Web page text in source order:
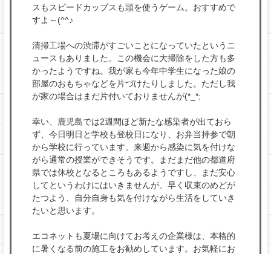
スもスピードカップスも頭を使うゲーム。おすすめで
すよ～(^^♪
清掃工場への渋滞がすごいことになっていたというニ
ュースもありました。この機会に大掃除をした方も多
かったようですね。我が家も今年中学生になった娘の
部屋のおもちゃなどを片づけたりしました。ただし我
が家の場合はまだ片付いておりませんが(*_*;
幸い、鹿児島では2週間ほど新たな感染者が出ておら
ず、今日明日と学校も登校日になり、お弁当持参で朝
から学校に行っています。来週から感染に気を付けな
がら通常の授業ができそうです。まだまだ他の都道府
県では休校となるところもあるようですし、まだ安心
してというわけにはいきませんが、早く収束のめどが
たつよう、自分自身も気を付けながら生活をしていき
たいと思います。
エコネットも夏場に向けてお考えの企業様は、本格的
に暑くなる前の施工をお勧めしています。お気軽にお